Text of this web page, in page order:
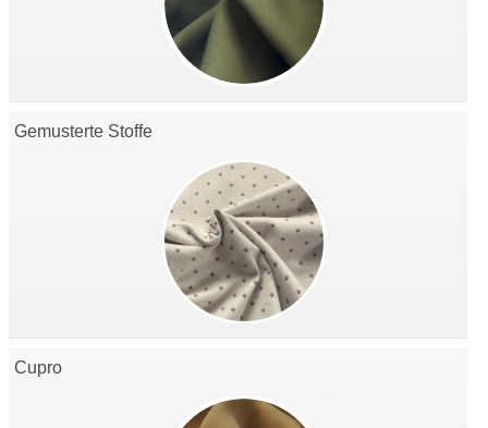
Gemusterte Stoffe
Cupro